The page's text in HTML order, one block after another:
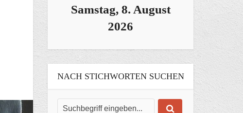
Samstag, 8. August
2026
NACH STICHWORTEN SUCHEN